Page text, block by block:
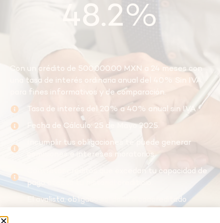
48.2%
Con un crédito de 500,000.00 MXN a 24 meses con
una tasa de interés ordinaria anual del 40% Sin IVA
para fines informativos y de comparación.
Tasa de interés del 20% a 40% anual sin IVA
Fecha de Cálculo: 25 de Mayo 2025.
Incumplir tus obligaciones te puede generar
comisiones e intereses moratorios.
Contratar créditos que excedan tu capacidad de
pago afecta tu historial crediticio.
El avalista, obligado solidario o coacreditado